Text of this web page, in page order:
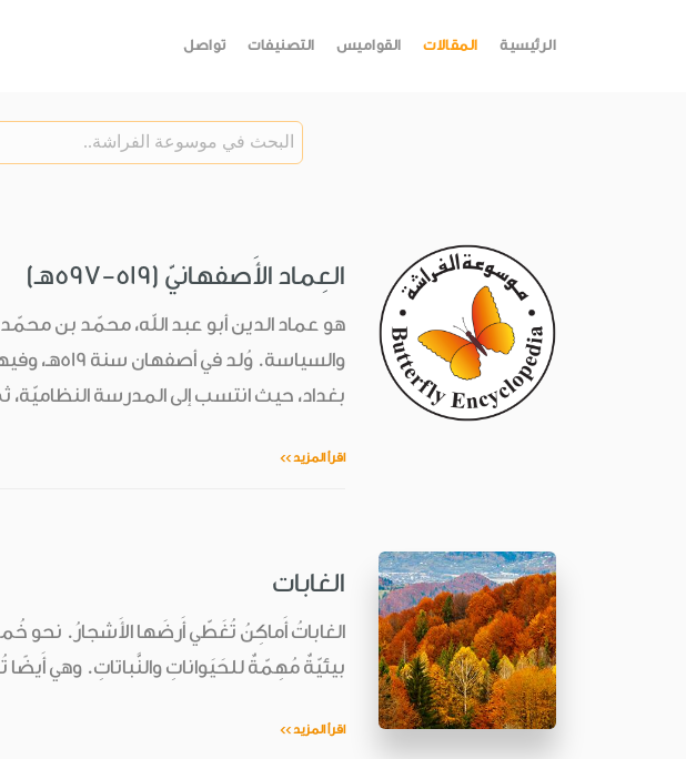
الرئيسية المقالات القواميس التصنيفات تواصل
العِماد الأَصفهانيّ (519-597هـ)
هو عماد الدين أبو عبد الله، محمّد بن
بغداد، حيث انتسب إلى المدرسة النظاميّة،
اقرأ المزيد >>
الغابات
الغاباتُ أَماكِنُ تُغَطّي أَرضَها الأَشجارُ. نحو
بيئيّةٌ مُهِمّةٌ للحَيَواناتِ والنَّباتاتِ. وهي
اقرأ المزيد >>